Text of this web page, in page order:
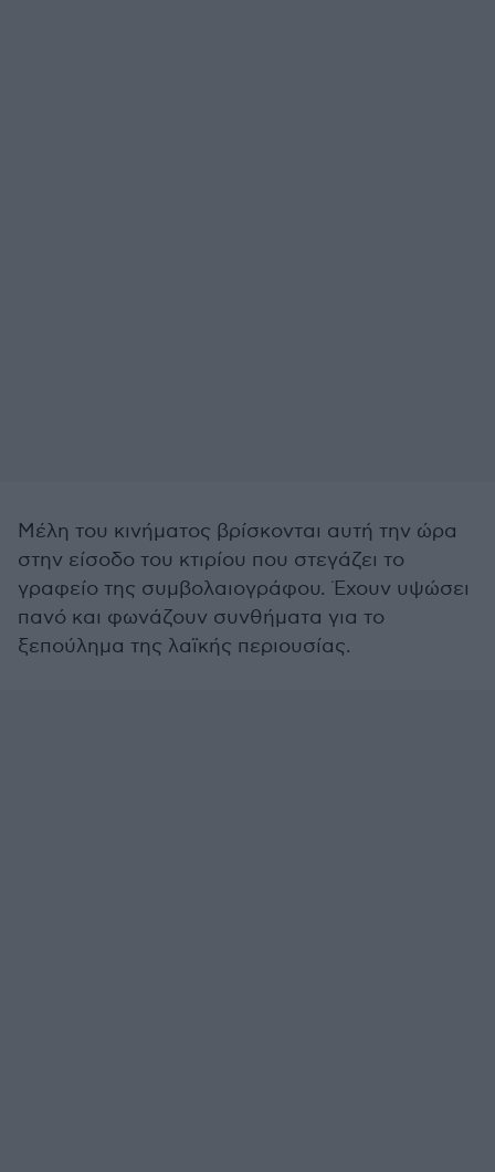
Μέλη του κινήματος βρίσκονται αυτή την ώρα
στην είσοδο του κτιρίου που στεγάζει το
γραφείο της συμβολαιογράφου. Έχουν υψώσει
πανό και φωνάζουν συνθήματα για το
ξεπούλημα της λαϊκής περιουσίας.